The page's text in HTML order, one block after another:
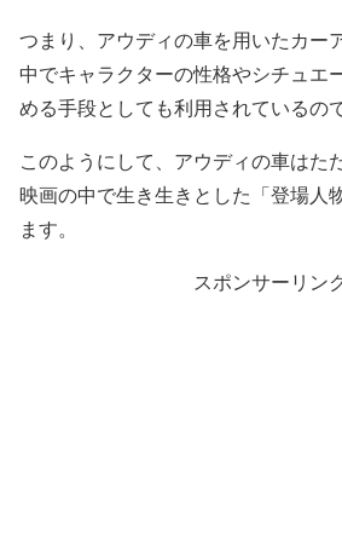
つまり、アウディの車を用いたカー
中でキャラクターの性格やシチュエ
める手段としても利用されているの
このようにして、アウディの車はた
映画の中で生き生きとした「登場人
ます。
スポンサーリン